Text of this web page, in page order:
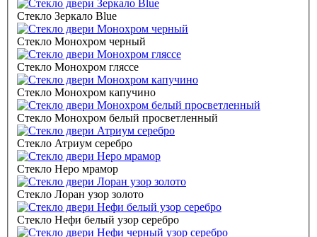
Стекло Зеркало Blue
Стекло Монохром черный
Стекло Монохром гляссе
Стекло Монохром капучино
Стекло Монохром белый просветленный
Стекло Атриум серебро
Стекло Неро мрамор
Стекло Лоран узор золото
Стекло Нефи белый узор серебро